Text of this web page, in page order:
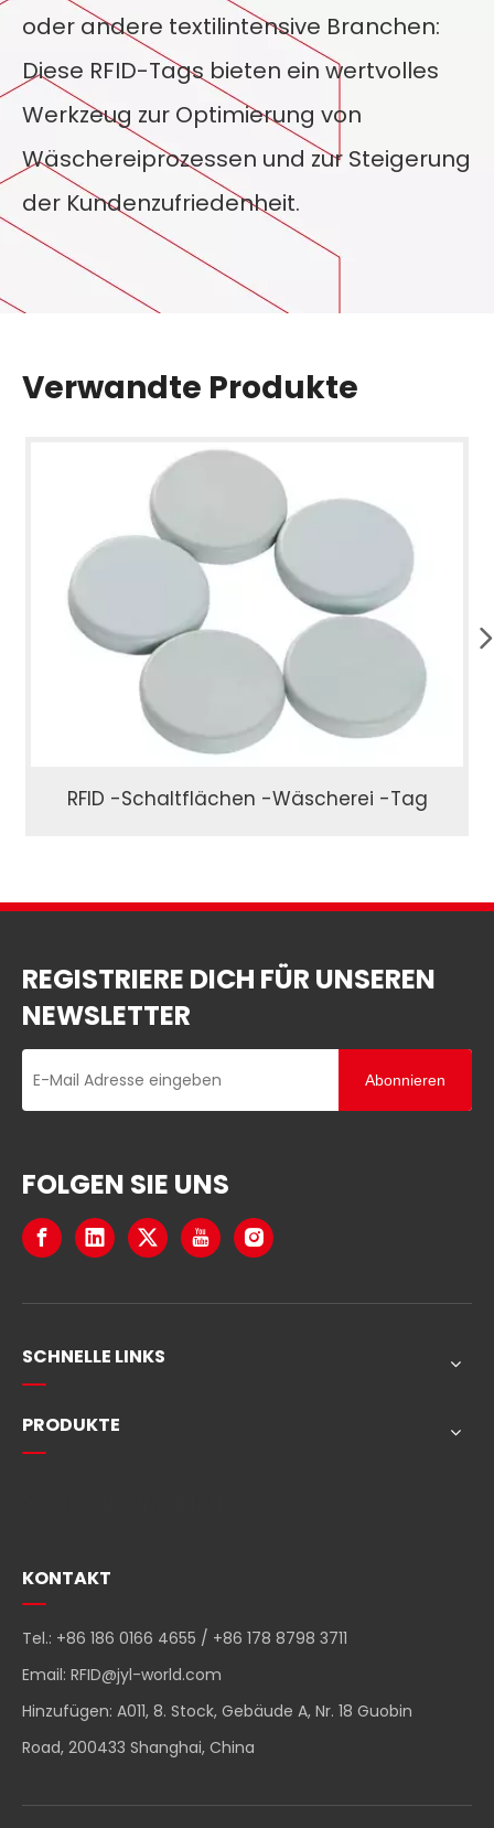
oder andere textilintensive Branchen:
Diese RFID-Tags bieten ein wertvolles
Werkzeug zur Optimierung von
Wäschereiprozessen und zur Steigerung
der Kundenzufriedenheit.
Verwandte Produkte
RFID -Schaltflächen -Wäscherei -Tag
REGISTRIERE DICH FÜR UNSEREN
NEWSLETTER
Abonnieren
FOLGEN SIE UNS
SCHNELLE LINKS
PRODUKTE
KONTAKT
Tel.: +86 186 0166 4655 / +86 178 8798 3711
Email: RFID@jyl-world.com
Hinzufügen: A011, 8. Stock, Gebäude A, Nr. 18 Guobin
Road, 200433 Shanghai, China